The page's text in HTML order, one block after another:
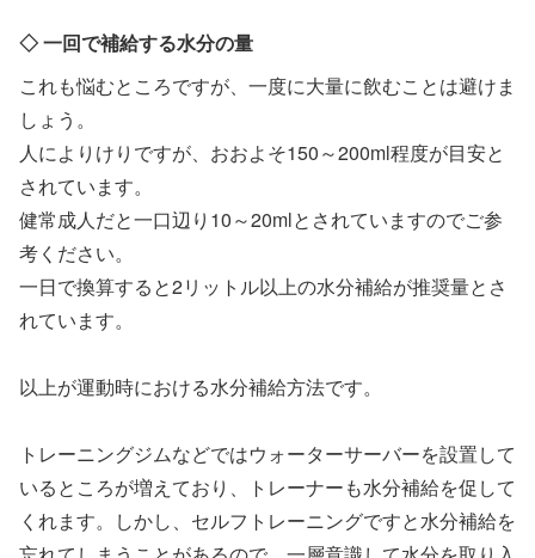
◇ 一回で補給する水分の量
これも悩むところですが、一度に大量に飲むことは避けま
しょう。
人によりけりですが、おおよそ150～200ml程度が目安と
されています。
健常成人だと一口辺り10～20mlとされていますのでご参
考ください。
一日で換算すると2リットル以上の水分補給が推奨量とさ
れています。
以上が運動時における水分補給方法です。
トレーニングジムなどではウォーターサーバーを設置して
いるところが増えており、トレーナーも水分補給を促して
くれます。しかし、セルフトレーニングですと水分補給を